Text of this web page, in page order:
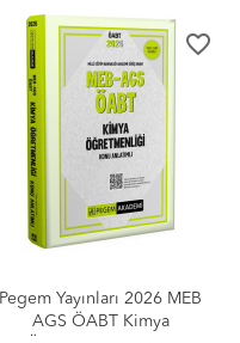
favorite_border
Pegem Yayınları 2026 MEB
AGS ÖABT Kimya